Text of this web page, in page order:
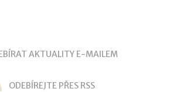
AKTUALITY E-MAILEM
ODEBÍREJTE PŘES RSS